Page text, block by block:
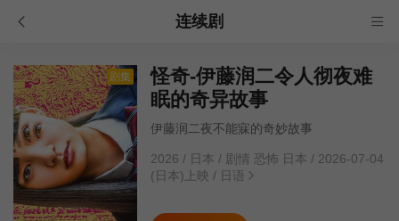
连续剧
剧集
怪奇-伊藤润二令人彻夜难
眠的奇异故事
伊藤润二夜不能寐的奇妙故事
2026 / 日本 / 剧情 恐怖 日本 / 2026-07-04
(日本)上映 / 日语